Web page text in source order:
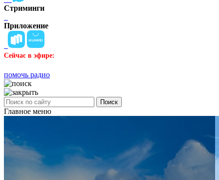
Стриминги
Приложение
Сейчас в эфире:
помочь радио
Поиск
Главное меню